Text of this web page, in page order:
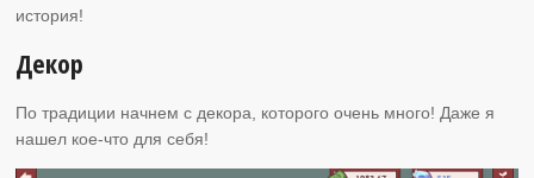
история!
Декор
По традиции начнем с декора, которого очень много! Даже я
нашел кое-что для себя!